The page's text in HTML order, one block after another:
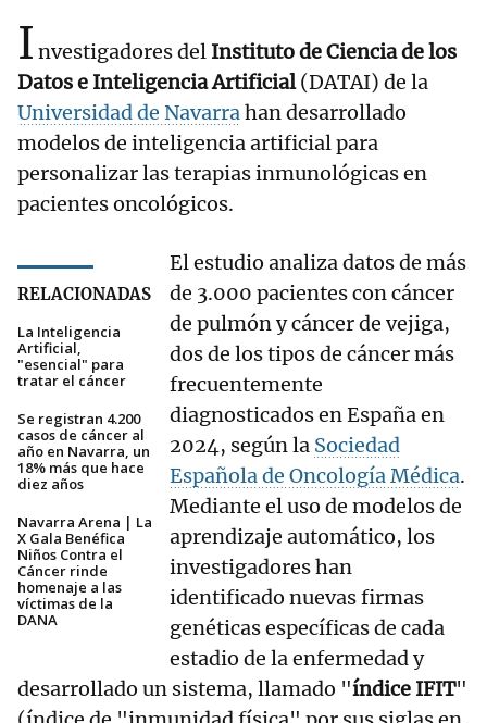
I nvestigadores del Instituto de Ciencia de los
Datos e Inteligencia Artificial(DATAI) de la
Universidad de Navarrahan desarrollado
modelos de inteligencia artificial para
personalizar las terapias inmunológicas en
pacientes oncológicos.
RELACIONADAS
La Inteligencia
Artificial,
"esencial" para
tratar el cáncer
Se registran 4.200
casos de cáncer al
año en Navarra, un
18% más que hace
diez años
Navarra Arena | La
X Gala Benéfica
Niños Contra el
Cáncer rinde
homenaje a las
víctimas de la
DANA
El estudio analiza datos de más
de 3.000 pacientes con cáncer
de pulmón y cáncer de vejiga,
dos de los tipos de cáncer más
frecuentemente
diagnosticados en España en
2024, según la Sociedad
Española de Oncología Médica.
Mediante el uso de modelos de
aprendizaje automático, los
investigadores han
identificado nuevas firmas
genéticas específicas de cada
estadio de la enfermedad y
desarrollado un sistema, llamado "índice IFIT"